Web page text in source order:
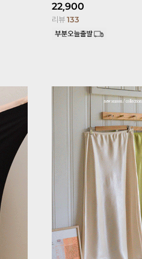
13,900
리뷰6,101